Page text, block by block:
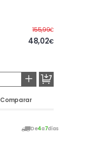
155,99€Antes
48,02€
+
Comparar
De4a7días